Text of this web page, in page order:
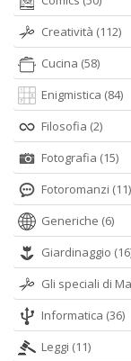
Creatività (112)
Cucina (58)
Enigmistica (84)
Filosofia (2)
Fotografia (15)
Fotoromanzi (11)
Generiche (6)
Giardinaggio
Gli speciali di
Informatica (36)
Leggi (11)